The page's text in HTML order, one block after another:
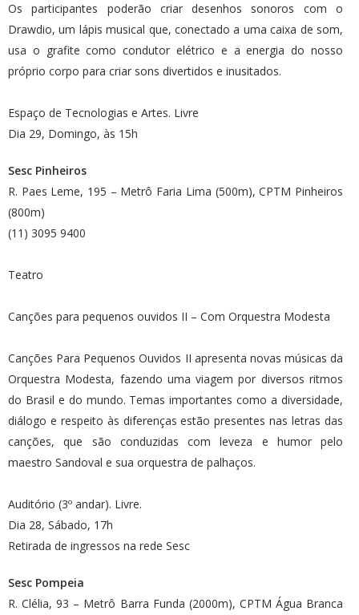
Os participantes poderão criar desenhos sonoros com o
Drawdio, um lápis musical que, conectado a uma caixa de som,
usa o grafite como condutor elétrico e a energia do nosso
próprio corpo para criar sons divertidos e inusitados.
Espaço de Tecnologias e Artes. Livre
Dia 29, Domingo, às 15h
Sesc Pinheiros
R. Paes Leme, 195 – Metrô Faria Lima (500m), CPTM Pinheiros
(800m)
(11) 3095 9400
Teatro
Canções para pequenos ouvidos II – Com Orquestra Modesta
Canções Para Pequenos Ouvidos II apresenta novas músicas da
Orquestra Modesta, fazendo uma viagem por diversos ritmos
do Brasil e do mundo. Temas importantes como a diversidade,
diálogo e respeito às diferenças estão presentes nas letras das
canções, que são conduzidas com leveza e humor pelo
maestro Sandoval e sua orquestra de palhaços.
Auditório (3º andar). Livre.
Dia 28, Sábado, 17h
Retirada de ingressos na rede Sesc
Sesc Pompeia
R. Clélia, 93 – Metrô Barra Funda (2000m), CPTM Água Branca